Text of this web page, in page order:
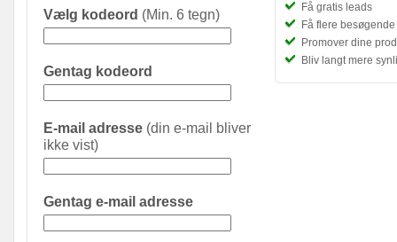
Få gratis leads
Få flere
Promover dine
Bliv langt mere
Vælg kodeord (Min. 6 tegn)
Gentag kodeord
E-mail adresse (din e-mail bliver
ikke vist)
Gentag e-mail adresse